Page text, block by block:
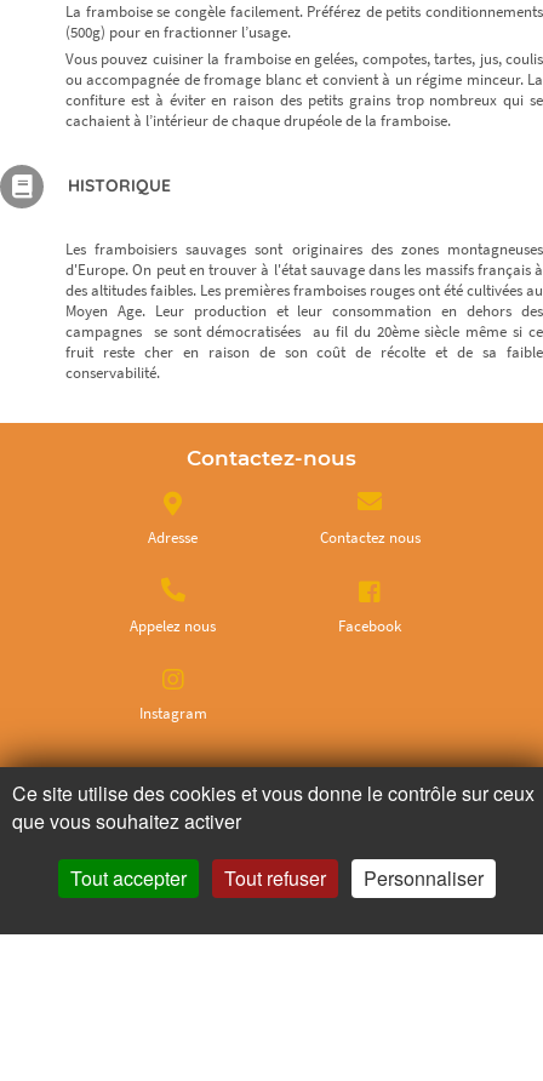
La framboise se congèle facilement. Préférez de petits conditionnements
(500g) pour en fractionner l’usage.
Vous pouvez cuisiner la framboise en gelées, compotes, tartes, jus, coulis
ou accompagnée de fromage blanc et convient à un régime minceur. La
confiture est à éviter en raison des petits grains trop nombreux qui se
cachaient à l’intérieur de chaque drupéole de la framboise.
HISTORIQUE
Les framboisiers sauvages sont originaires des zones montagneuses
d'Europe. On peut en trouver à l'état sauvage dans les massifs français à
des altitudes faibles. Les premières framboises rouges ont été cultivées au
Moyen Age. Leur production et leur consommation en dehors des
campagnes se sont démocratisées au fil du 20ème siècle même si ce
fruit reste cher en raison de son coût de récolte et de sa faible
conservabilité.
Contactez-nous
Adresse Contactez nous
Appelez nous Facebook
Instagram
Ne ratez plus rien,
Abonnez-vous à notre newsletter
Ce site utilise des cookies et vous donne le contrôle sur ceux
que vous souhaitez activer
Tout accepter Tout refuser Personnaliser